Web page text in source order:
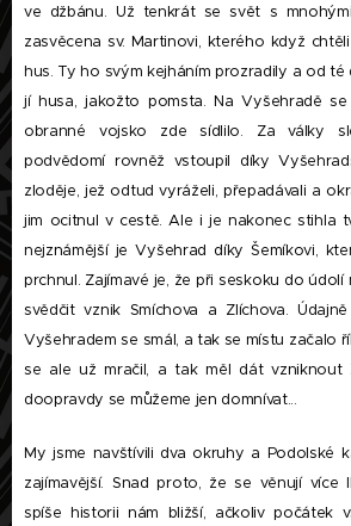
ve džbánu. Už tenkrát se svět s
zasvěcena sv. Martinovi, kterého když
hus. Ty ho svým kejháním prozradily a od té
jí husa, jakožto pomsta. Na Vyšehradě
obranné vojsko zde sídlilo. Za války
podvědomí rovněž vstoupil díky
zloděje, jež odtud vyráželi, přepadávali a
jim ocitnul v cestě. Ale i je nakonec stihla
nejznámější je Vyšehrad díky Šemíkovi,
prchnul. Zajímavé je, že při seskoku do údolí
svědčit vznik Smíchova a Zlíchova.
Vyšehradem se smál, a tak se místu začalo
se ale už mračil, a tak měl dát vzniknout
doopravdy se můžeme jen domnívat...
My jsme navštívili dva okruhy a Podolské
zajímavější. Snad proto, že se věnují více
spíše historii nám bližší, ačkoliv počátek